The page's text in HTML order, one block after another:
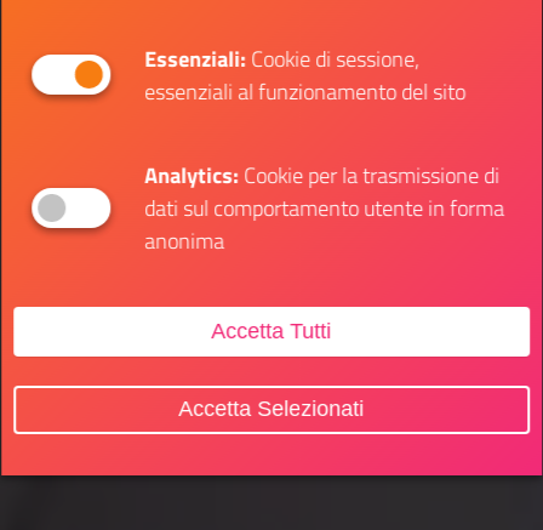
Essenziali:Cookie di sessione,
essenziali al funzionamento del sito
Analytics:Cookie per la trasmissione di
dati sul comportamento utente in forma
anonima
Accetta Tutti
Accetta Selezionati